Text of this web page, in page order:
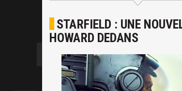
STARFIELD : UNE
HOWARD DEDANS